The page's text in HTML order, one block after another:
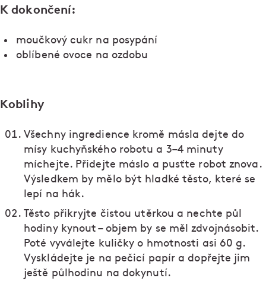
K dokončení:
moučkový cukr na posypání
oblíbené ovoce na ozdobu
Koblihy
Všechny ingredience kromě másla dejte do
mísy kuchyňského robotu a 3–4 minuty
míchejte. Přidejte máslo a pusťte robot znova.
Výsledkem by mělo být hladké těsto, které se
lepí na hák.
Těsto přikryjte čistou utěrkou a nechte půl
hodiny kynout – objem by se měl zdvojnásobit.
Poté vyválejte kuličky o hmotnosti asi 60 g.
Vyskládejte je na pečicí papír a dopřejte jim
ještě půlhodinu na dokynutí.